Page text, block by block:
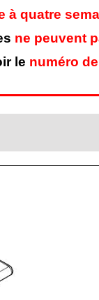
à quatre
ne peuvent
le numéro